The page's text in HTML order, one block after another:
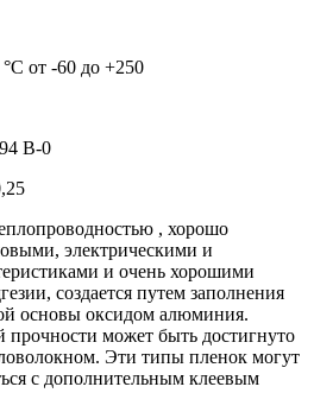
от -60 до +250
В-0
, хорошо
электрическими и
и очень хорошими
создается путем заполнения
основы оксидом алюминия.
прочности может быть достигнуто
Эти типы пленок могут
с дополнительным клеевым